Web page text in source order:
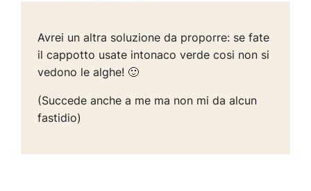
Avrei un altra soluzione da proporre: se fate
il cappotto usate intonaco verde cosi non si
vedono le alghe! 🙂
(Succede anche a me ma non mi da alcun
fastidio)